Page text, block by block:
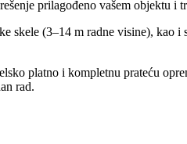
prilagođeno vašem objektu i
skele (3–14 m radne visine), kao i
platno i kompletnu prateću
rad.